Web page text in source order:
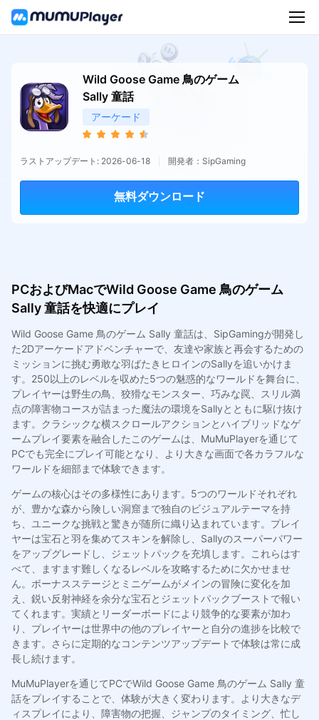
Wild Goose Game 鳥のゲーム
Sally 童話
アーケード
ラストアップデート: 2026-06-18 開発者：SipGaming
無料ダウンロード
PCおよびMacでWild Goose Game 鳥のゲーム
Sally 童話を快適にプレイ
Wild Goose Game 鳥のゲーム Sally 童話は、SipGamingが開発し
た2Dアーケードアドベンチャーで、友達や家族と再会するための
ミッションに挑む勇敢な羽ばたきヒロインのSallyを追いかけま
す。250以上のレベルを収めた5つの魅惑的なワールドを舞台に、
プレイヤーは野生の鳥、狡猾なモンスター、巧みな罠、スリル満
点の障害物コースが詰まった魔法の環境をSallyとともに駆け抜け
ます。クラシックな横スクロールアクションとハイブリッドなゲ
ームプレイ要素を融合したこのゲームは、MuMuPlayerを通じて
PCでも完全にプレイ可能となり、より大きな画面で各カラフルな
ワールドを細部まで体験できます。
ゲームの核心はその多様性にあります。5つのワールドそれぞれ
が、豊かな森から険しい洞窟まで独自のビジュアルテーマを持
ち、ユニークな挑戦と驚きが随所に織り込まれています。プレイ
ヤーは宝石と羽を集めてスキンを解除し、Sallyのスーパーパワー
をアップグレードし、ジェットパックを充填します。これらはす
べて、ますます難しくなるレベルを攻略するために欠かせませ
ん。ボーナスステージとミニゲームがメインの冒険に変化を加
え、鋭い反射神経を余分な宝石とジェットパックブーストで報い
てくれます。実績とリーダーボードにより競争的な要素が加わ
り、プレイヤーは世界中の他のプレイヤーと自分の進捗を比較で
きます。さらに定期的なコンテンツアップデートで体験は常に成
長し続けます。
MuMuPlayerを通じてPCでWild Goose Game 鳥のゲーム Sally 童
話をプレイすることで、体験が大きく変わります。より大きなデ
ィスプレイにより、障害物の把握、ジャンプのタイミング、忙し